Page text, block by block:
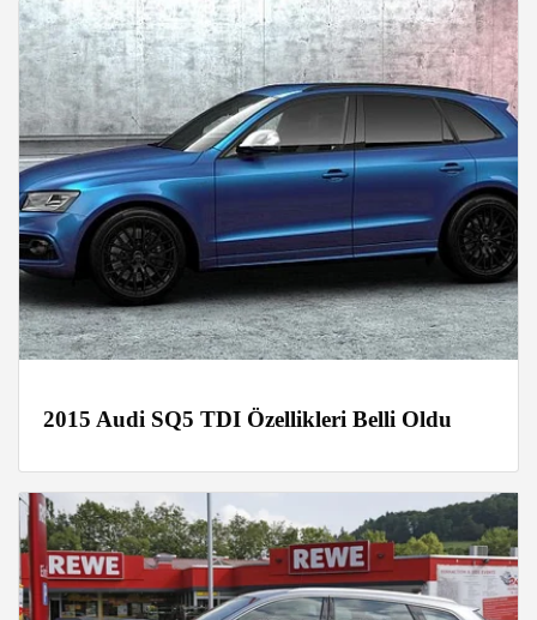
2015 Audi SQ5 TDI Özellikleri Belli Oldu